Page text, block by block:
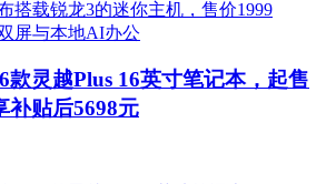
款灵越Plus 16英寸笔记本，起售
补贴后5698元